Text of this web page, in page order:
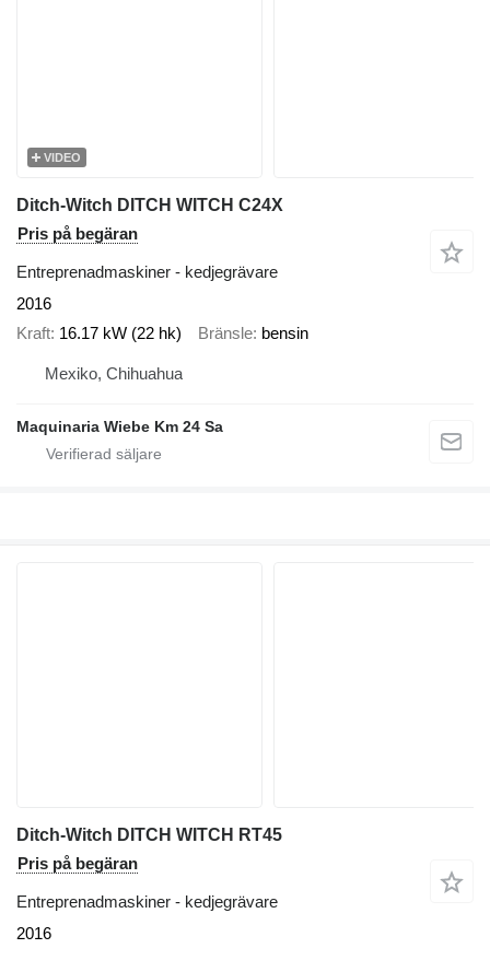
VIDEO
Ditch-Witch DITCH WITCH C24X
Pris på begäran
Entreprenadmaskiner - kedjegrävare
2016
Kraft 16.17 kW (22 hk) Bränsle bensin
Mexiko, Chihuahua
Maquinaria Wiebe Km 24 Sa
Ditch-Witch DITCH WITCH RT45
Pris på begäran
Entreprenadmaskiner - kedjegrävare
2016